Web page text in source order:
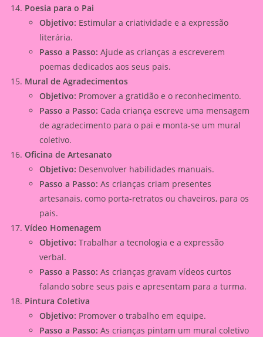
Poesia para o Pai
Objetivo: Estimular a criatividade e a expressão
literária.
Passo a Passo: Ajude as crianças a escreverem
poemas dedicados aos seus pais.
Mural de Agradecimentos
Objetivo: Promover a gratidão e o reconhecimento.
Passo a Passo: Cada criança escreve uma mensagem
de agradecimento para o pai e monta-se um mural
coletivo.
Oficina de Artesanato
Objetivo: Desenvolver habilidades manuais.
Passo a Passo: As crianças criam presentes
artesanais, como porta-retratos ou chaveiros, para os
pais.
Vídeo Homenagem
Objetivo: Trabalhar a tecnologia e a expressão
verbal.
Passo a Passo: As crianças gravam vídeos curtos
falando sobre seus pais e apresentam para a turma.
Pintura Coletiva
Objetivo: Promover o trabalho em equipe.
Passo a Passo: As crianças pintam um mural coletivo